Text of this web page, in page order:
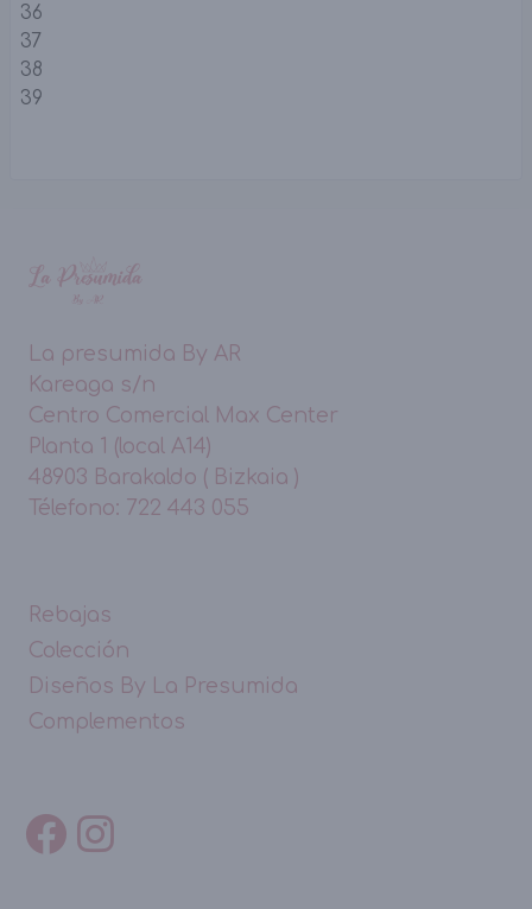
36
37
38
39
La presumida By AR
Kareaga s/n
Centro Comercial Max Center
Planta 1 (local A14)
48903 Barakaldo ( Bizkaia )
Télefono: 722 443 055
Rebajas
Colección
Diseños By La Presumida
Complementos